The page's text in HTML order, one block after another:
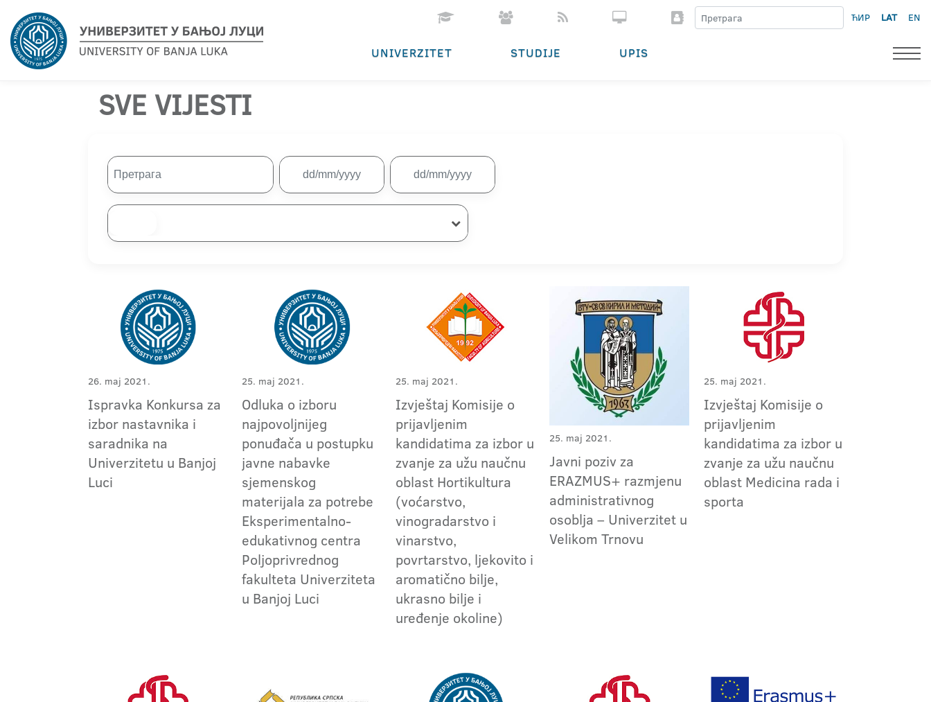
ЋИР LAT EN
UNIVERZITET STUDIJE UPIS
SVE VIJESTI
26. maj 2021.
Ispravka Konkursa za
izbor nastavnika i
saradnika na
Univerzitetu u Banjoj
Luci
25. maj 2021.
Odluka o izboru
najpovoljnijeg
ponuđača u postupku
javne nabavke
sjemenskog
materijala za potrebe
Eksperimentalno-
edukativnog centra
Poljoprivrednog
fakulteta Univerziteta
u Banjoj Luci
25. maj 2021.
Izvještaj Komisije o
prijavljenim
kandidatima za izbor u
zvanje za užu naučnu
oblast Hortikultura
(voćarstvo,
vinogradarstvo i
vinarstvo,
povrtarstvo, ljekovito i
aromatično bilje,
ukrasno bilje i
uređenje okoline)
25. maj 2021.
Javni poziv za
ERAZMUS+ razmjenu
administrativnog
osoblja – Univerzitet u
Velikom Trnovu
25. maj 2021.
Izvještaj Komisije o
prijavljenim
kandidatima za izbor u
zvanje za užu naučnu
oblast Medicina rada i
sporta